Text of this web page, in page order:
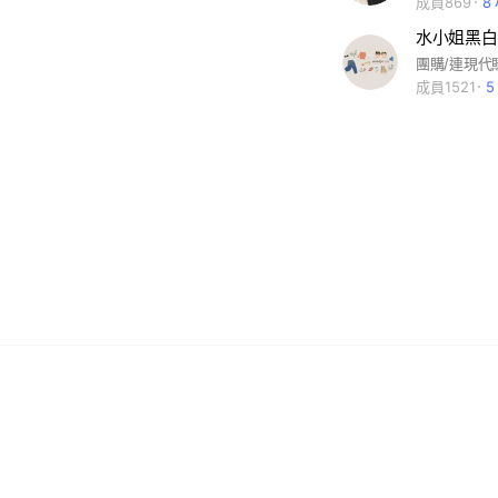
水小姐黑
團購/連現
成員1521
5